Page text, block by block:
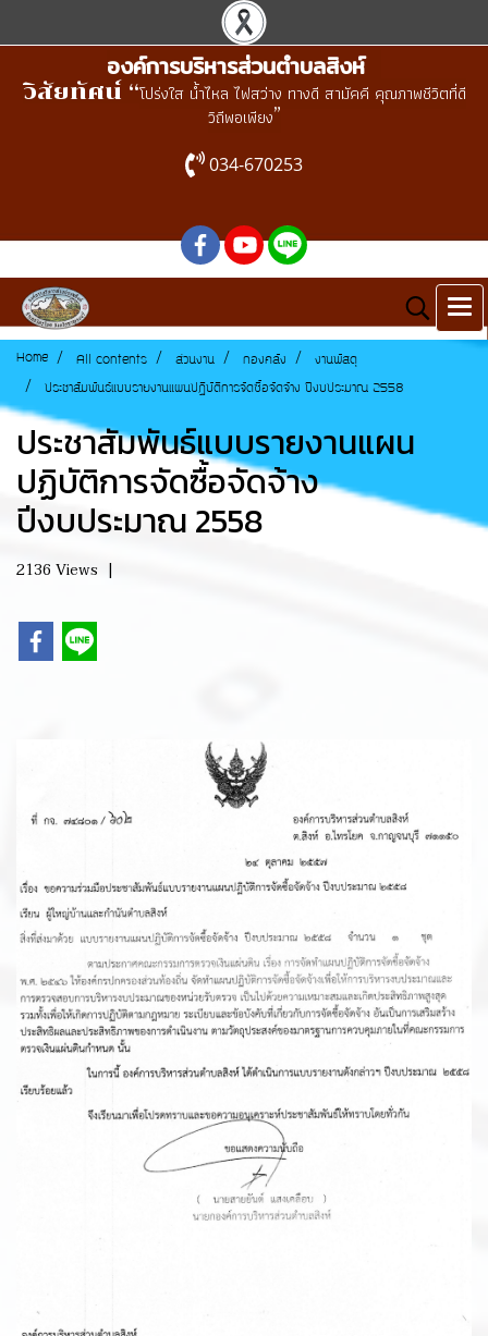
องค์การบริหารส่วนตำบลสิงห์
วิสัยทัศน์ “โปร่งใส น้ำไหล ไฟสว่าง ทางดี สามัคคี คุณภาพชีวิตที่ดี
วิถีพอเพียง”
034-670253
Home All contents ส่วนงาน กองคลัง งานพัสดุ
ประชาสัมพันธ์แบบรายงานแผนปฏิบัติการจัดซื้อจัดจ้าง ปีงบประมาณ 2558
ประชาสัมพันธ์แบบรายงานแผน
ปฏิบัติการจัดซื้อจัดจ้าง
ปีงบประมาณ 2558
2136 Views |